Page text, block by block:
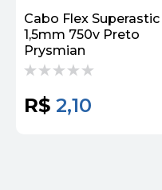
Cabo Flex Superastic
1,5mm 750v Preto
Prysmian
R$ 2,10